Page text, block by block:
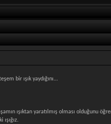
bir ışık yaydığını...
ışıktan yaratılmış olması olduğunu